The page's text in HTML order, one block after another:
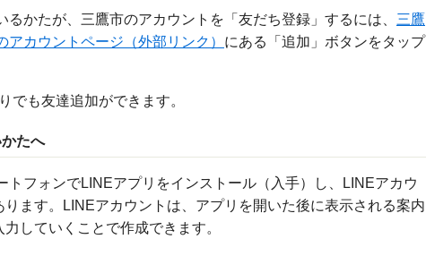
るかたが、三鷹市のアカウントを「友だち登録」するには、 三鷹
カウントページ（外部リンク） にある「追加」ボタンをタップ
でも友達追加ができます。
たへ
トフォンでLINEアプリをインストール（入手）し、LINEアカウ
ます。
LINEアカウントは、アプリを開いた後に表示される案内
していくことで作成できます。